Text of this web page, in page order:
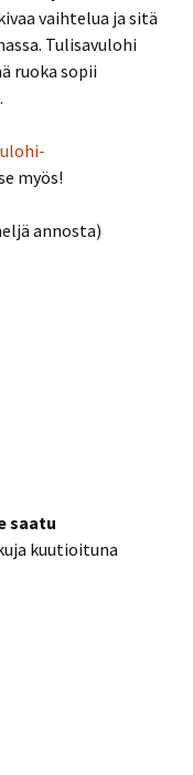
vaihtelua ja sitä
Tulisavulohi
ruoka sopii
myös!
annosta)
saatu
kuutioituna